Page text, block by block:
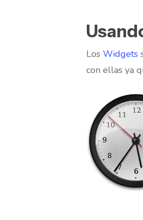
Los Widgets
con ellas ya